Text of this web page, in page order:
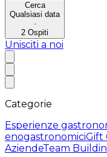
Cerca
Qualsiasi data
·
2 Ospiti
Unisciti a noi
Categorie
Esperienze
enogastronomiciGift
AziendeTeam